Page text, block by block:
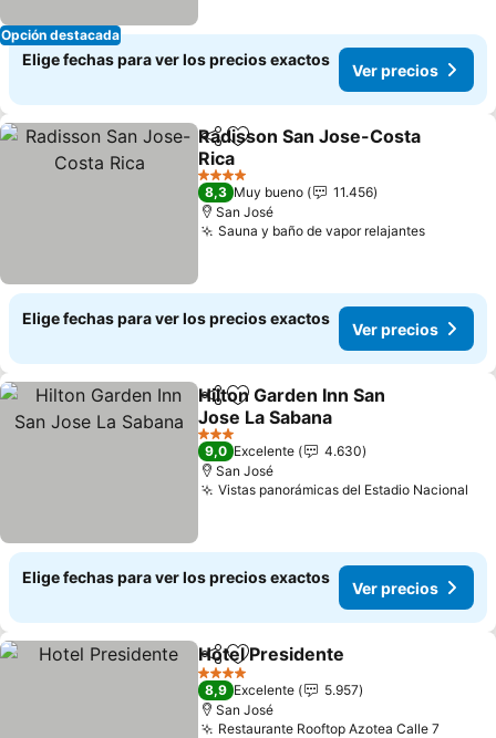
Opción destacada
Elige fechas para ver los precios exactos
Ver precios
CompartirAgregar a favoritos
Radisson San Jose-Costa
Rica
4 Estrellas
8,3 Muy bueno
11.456
San José
Sauna y baño de vapor relajantes
Elige fechas para ver los precios exactos
Ver precios
CompartirAgregar a favoritos
Hilton Garden Inn San
Jose La Sabana
3 Estrellas
9,0 Excelente
4.630
San José
Vistas panorámicas del Estadio Nacional
Elige fechas para ver los precios exactos
Ver precios
CompartirAgregar a favoritos
Hotel Presidente
4 Estrellas
8,9 Excelente
5.957
San José
Restaurante Rooftop Azotea Calle 7